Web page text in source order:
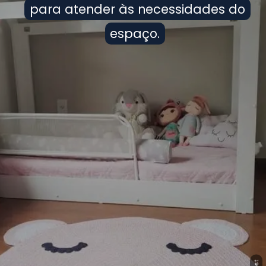
para atender às necessidades do
espaço.
para atender às necessidades do
espaço.